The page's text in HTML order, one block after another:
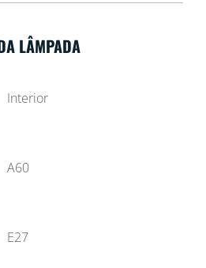
LÂMPADA
Interior
A60
E27